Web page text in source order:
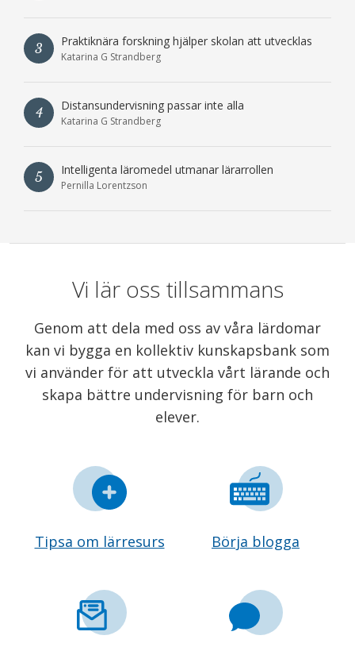
3 Praktiknära forskning hjälper skolan att utvecklas
Katarina G Strandberg
4 Distansundervisning passar inte alla
Katarina G Strandberg
5 Intelligenta läromedel utmanar lärarrollen
Pernilla Lorentzson
Vi lär oss tillsammans
Genom att dela med oss av våra lärdomar
kan vi bygga en kollektiv kunskapsbank som
vi använder för att utveckla vårt lärande och
skapa bättre undervisning för barn och
elever.
Tipsa om lärresurs Börja blogga